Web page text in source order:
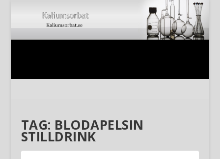
TAG: BLODAPELSIN
STILLDRINK